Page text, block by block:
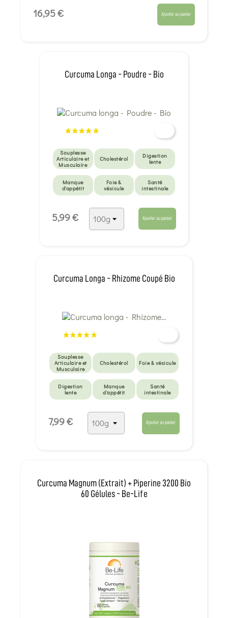
16,95 € Ajouter au panier
Curcuma Longa - Poudre - Bio
Souplesse
Articulaire et
Musculaire
Cholestérol
Digestion
lente
Manque
d'appétit
Foie &
vésicule
Santé
intestinale
Santé
intestinale
5,99 € Ajouter au panier
Curcuma Longa - Rhizome Coupé Bio
Souplesse
Articulaire et
Musculaire
Cholestérol Foie & vésicule
Digestion
lente
Manque
d'appétit
Santé
intestinale
Santé
intestinale
7,99 € Ajouter au panier
Curcuma Magnum (Extrait) + Piperine 3200 Bio
60 Gélules - Be-Life